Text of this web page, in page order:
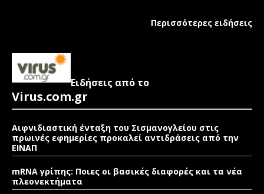
Περισσότερες ειδήσεις
Ειδήσεις από το
Virus.com.gr
Αιφνιδιαστική ένταξη του Σισμανογλείου στις
πρωινές εφημερίες προκαλεί αντιδράσεις από την
ΕΙΝΑΠ
mRNA γρίπης: Ποιες οι βασικές διαφορές και τα νέα
πλεονεκτήματα